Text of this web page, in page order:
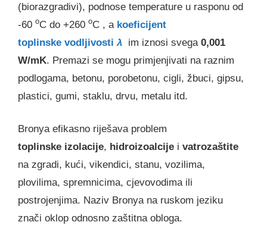
(biorazgradivi), podnose temperature u rasponu od
-60 oC do +260 oC , a koeficijent
toplinske vodljivosti λ im iznosi svega 0,001
W/mK. Premazi se mogu primjenjivati na raznim
podlogama, betonu, porobetonu, cigli, žbuci, gipsu,
plastici, gumi, staklu, drvu, metalu itd.
Bronya efikasno riješava problem
toplinske izolacije, hidroizoalcije i vatrozaštite
na zgradi, kući, vikendici, stanu, vozilima,
plovilima, spremnicima, cjevovodima ili
postrojenjima. Naziv Bronya na ruskom jeziku
znači oklop odnosno zaštitna obloga.